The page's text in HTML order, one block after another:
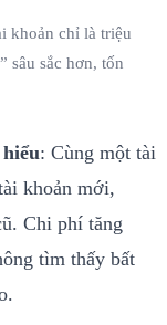
khoản chỉ là triệu
sâu sắc hơn, tốn
: Cùng một tài
khoản mới,
Chi phí tăng
tìm thấy bất